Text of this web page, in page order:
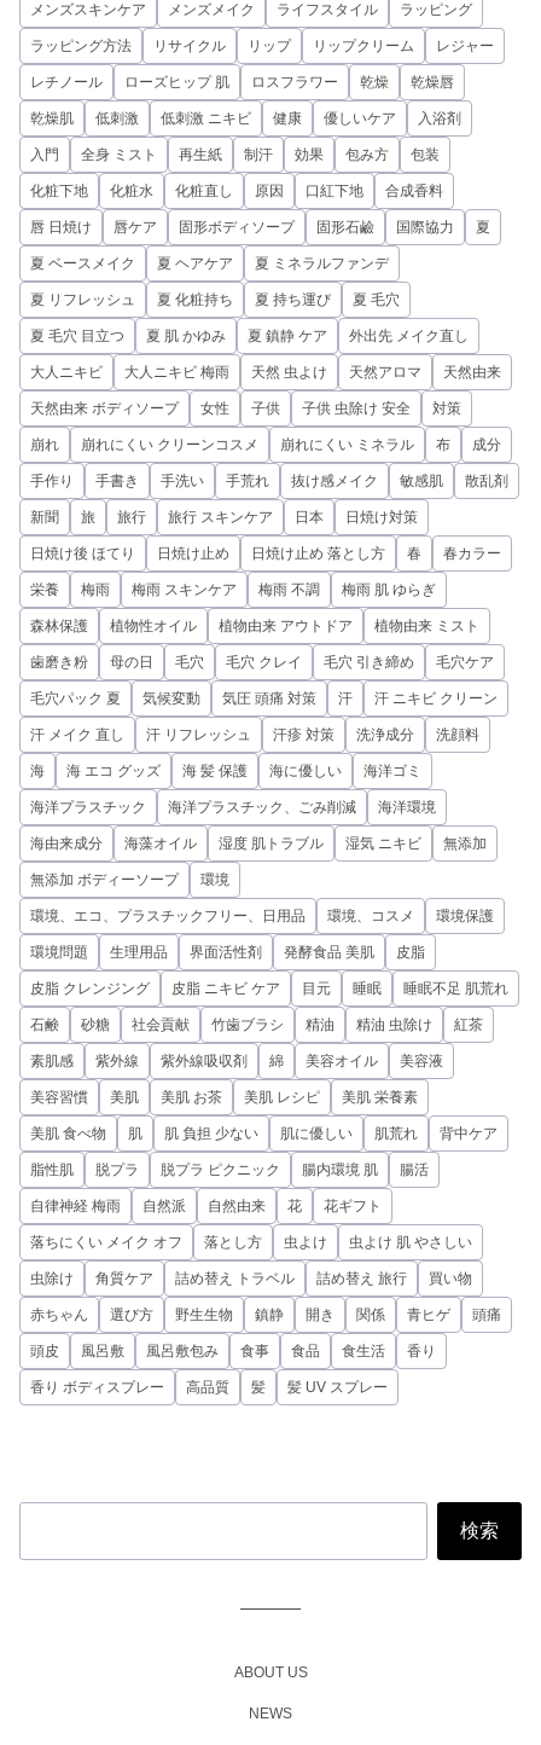
メンズスキンケア メンズメイク ライフスタイル ラッピング
ラッピング方法 リサイクル リップ リップクリーム レジャー
レチノール ローズヒップ 肌 ロスフラワー 乾燥 乾燥唇
乾燥肌 低刺激 低刺激 ニキビ 健康 優しいケア 入浴剤
入門 全身 ミスト 再生紙 制汗 効果 包み方 包装
化粧下地 化粧水 化粧直し 原因 口紅下地 合成香料
唇 日焼け 唇ケア 固形ボディソープ 固形石鹼 国際協力 夏
夏 ベースメイク 夏 ヘアケア 夏 ミネラルファンデ
夏 リフレッシュ 夏 化粧持ち 夏 持ち運び 夏 毛穴
夏 毛穴 目立つ 夏 肌 かゆみ 夏 鎮静 ケア 外出先 メイク直し
大人ニキビ 大人ニキビ 梅雨 天然 虫よけ 天然アロマ 天然由来
天然由来 ボディソープ 女性 子供 子供 虫除け 安全 対策
崩れ 崩れにくい クリーンコスメ 崩れにくい ミネラル 布 成分
手作り 手書き 手洗い 手荒れ 抜け感メイク 敏感肌 散乱剤
新聞 旅 旅行 旅行 スキンケア 日本 日焼け対策
日焼け後 ほてり 日焼け止め 日焼け止め 落とし方 春 春カラー
栄養 梅雨 梅雨 スキンケア 梅雨 不調 梅雨 肌 ゆらぎ
森林保護 植物性オイル 植物由来 アウトドア 植物由来 ミスト
歯磨き粉 母の日 毛穴 毛穴 クレイ 毛穴 引き締め 毛穴ケア
毛穴パック 夏 気候変動 気圧 頭痛 対策 汗 汗 ニキビ クリーン
汗 メイク 直し 汗 リフレッシュ 汗疹 対策 洗浄成分 洗顔料
海 海 エコ グッズ 海 髪 保護 海に優しい 海洋ゴミ
海洋プラスチック 海洋プラスチック、ごみ削減 海洋環境
海由来成分 海藻オイル 湿度 肌トラブル 湿気 ニキビ 無添加
無添加 ボディーソープ 環境
環境、エコ、プラスチックフリー、日用品 環境、コスメ 環境保護
環境問題 生理用品 界面活性剤 発酵食品 美肌 皮脂
皮脂 クレンジング 皮脂 ニキビ ケア 目元 睡眠 睡眠不足 肌荒れ
石鹸 砂糖 社会貢献 竹歯ブラシ 精油 精油 虫除け 紅茶
素肌感 紫外線 紫外線吸収剤 綿 美容オイル 美容液
美容習慣 美肌 美肌 お茶 美肌 レシピ 美肌 栄養素
美肌 食べ物 肌 肌 負担 少ない 肌に優しい 肌荒れ 背中ケア
脂性肌 脱プラ 脱プラ ピクニック 腸内環境 肌 腸活
自律神経 梅雨 自然派 自然由来 花 花ギフト
落ちにくい メイク オフ 落とし方 虫よけ 虫よけ 肌 やさしい
虫除け 角質ケア 詰め替え トラベル 詰め替え 旅行 買い物
赤ちゃん 選び方 野生生物 鎮静 開き 関係 青ヒゲ 頭痛
頭皮 風呂敷 風呂敷包み 食事 食品 食生活 香り
香り ボディスプレー 高品質 髪 髪 UV スプレー
ABOUT US
NEWS